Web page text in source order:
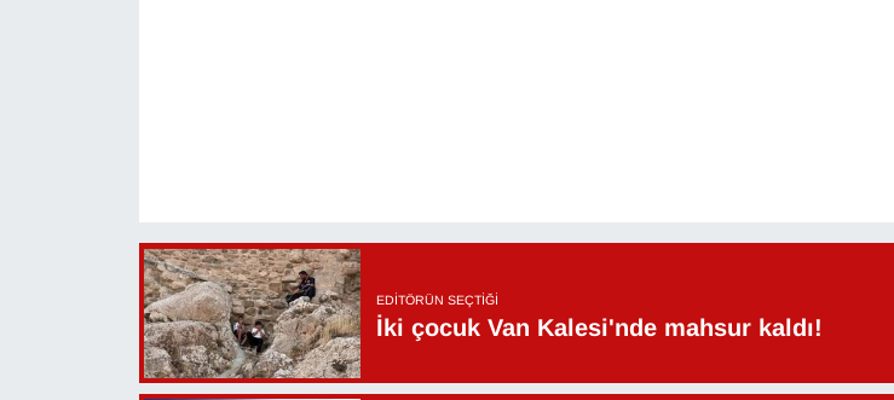
EDITÖRÜN SEÇTIĞI
İki çocuk Van Kalesi'nde mahsur kaldı!